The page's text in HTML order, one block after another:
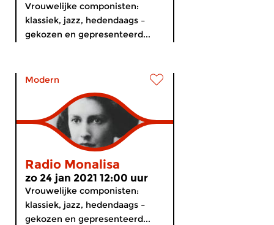
Vrouwelijke componisten:
klassiek, jazz, hedendaags –
gekozen en gepresenteerd...
Modern
Radio Monalisa
zo 24 jan 2021 12:00 uur
Vrouwelijke componisten:
klassiek, jazz, hedendaags –
gekozen en gepresenteerd...